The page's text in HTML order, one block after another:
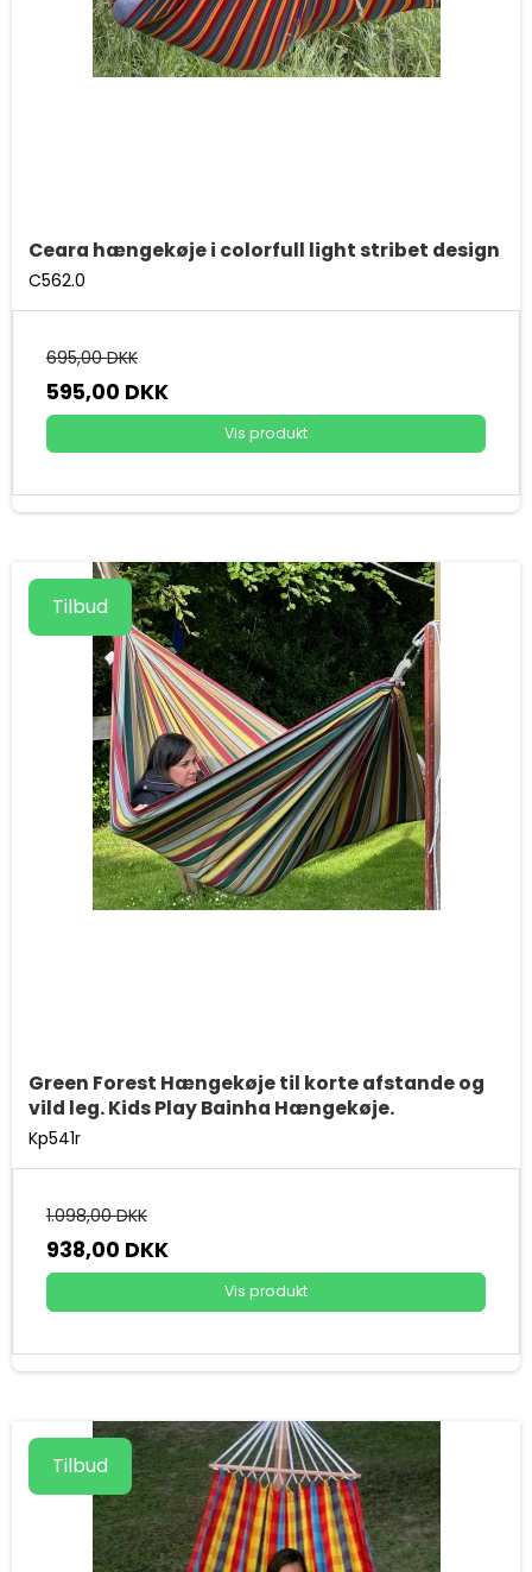
Ceara hængekøje i colorfull light stribet design
C562.0
695,00 DKK
595,00 DKK
Vis produkt
Tilbud
Green Forest Hængekøje til korte afstande og
vild leg. Kids Play Bainha Hængekøje.
Kp541r
1.098,00 DKK
938,00 DKK
Vis produkt
Tilbud